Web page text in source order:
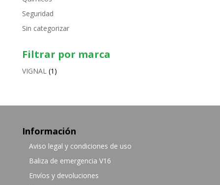
Seguridad
Sin categorizar
Filtrar por marca
VIGNAL (1)
Información
Aviso legal y condiciones de uso
Baliza de emergencia V16
Envíos y devoluciones